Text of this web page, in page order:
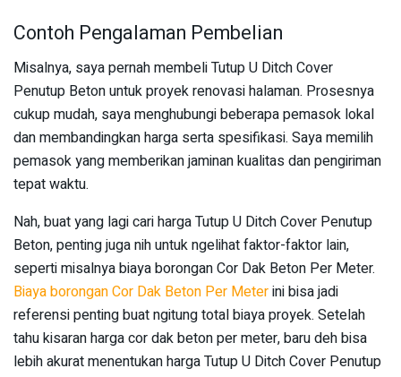
Contoh Pengalaman Pembelian
Misalnya, saya pernah membeli Tutup U Ditch Cover
Penutup Beton untuk proyek renovasi halaman. Prosesnya
cukup mudah, saya menghubungi beberapa pemasok lokal
dan membandingkan harga serta spesifikasi. Saya memilih
pemasok yang memberikan jaminan kualitas dan pengiriman
tepat waktu.
Nah, buat yang lagi cari harga Tutup U Ditch Cover Penutup
Beton, penting juga nih untuk ngelihat faktor-faktor lain,
seperti misalnya biaya borongan Cor Dak Beton Per Meter.
Biaya borongan Cor Dak Beton Per Meterini bisa jadi
referensi penting buat ngitung total biaya proyek. Setelah
tahu kisaran harga cor dak beton per meter, baru deh bisa
lebih akurat menentukan harga Tutup U Ditch Cover Penutup